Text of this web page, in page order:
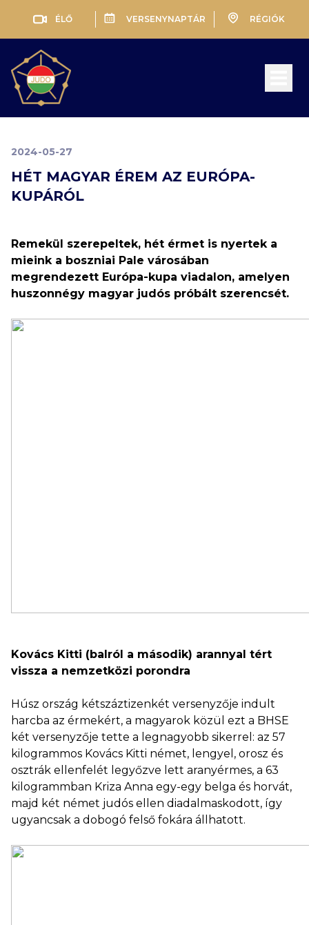
ÉLŐ VERSENYNAPTÁR RÉGIÓK
2024-05-27
HÉT MAGYAR ÉREM AZ EURÓPA-
KUPÁRÓL
Remekül szerepeltek, hét érmet is nyertek a
mieink a boszniai Pale városában
megrendezett Európa-kupa viadalon, amelyen
huszonnégy magyar judós próbált szerencsét.
Kovács Kitti (balról a második) arannyal tért
vissza a nemzetközi porondra
Húsz ország kétszáztizenkét versenyzője indult
harcba az érmekért, a magyarok közül ezt a BHSE
két versenyzője tette a legnagyobb sikerrel: az 57
kilogrammos Kovács Kitti német, lengyel, orosz és
osztrák ellenfelét legyőzve lett aranyérmes, a 63
kilogrammban Kriza Anna egy-egy belga és horvát,
majd két német judós ellen diadalmaskodott, így
ugyancsak a dobogó felső fokára állhatott.